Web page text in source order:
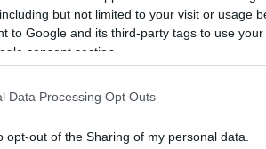
but not limited to your visit or usage
to Google and its third-party tags to use
consent section.
Data Processing Opt Outs
opt-out of the Sharing of my personal data.
Ωκεανία). Η Nissan Motor Co. Ltd ανακοίνωσε
Mobility, προσφέρει e-